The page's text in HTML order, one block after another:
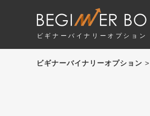
ビギナーバイナリーオプション
ビギナーバイナリーオプション >